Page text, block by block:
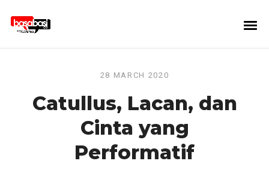
28 MARCH 2020
Catullus, Lacan, dan
Cinta yang
Performatif